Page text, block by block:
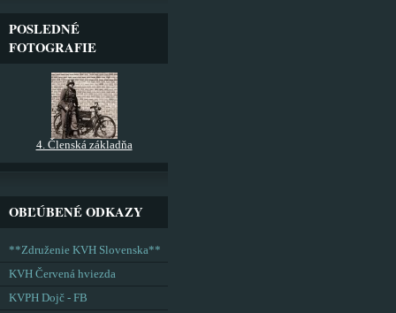
POSLEDNÉ
FOTOGRAFIE
4. Členská základňa
OBĽÚBENÉ ODKAZY
**Združenie KVH Slovenska**
KVH Červená hviezda
KVPH Dojč - FB